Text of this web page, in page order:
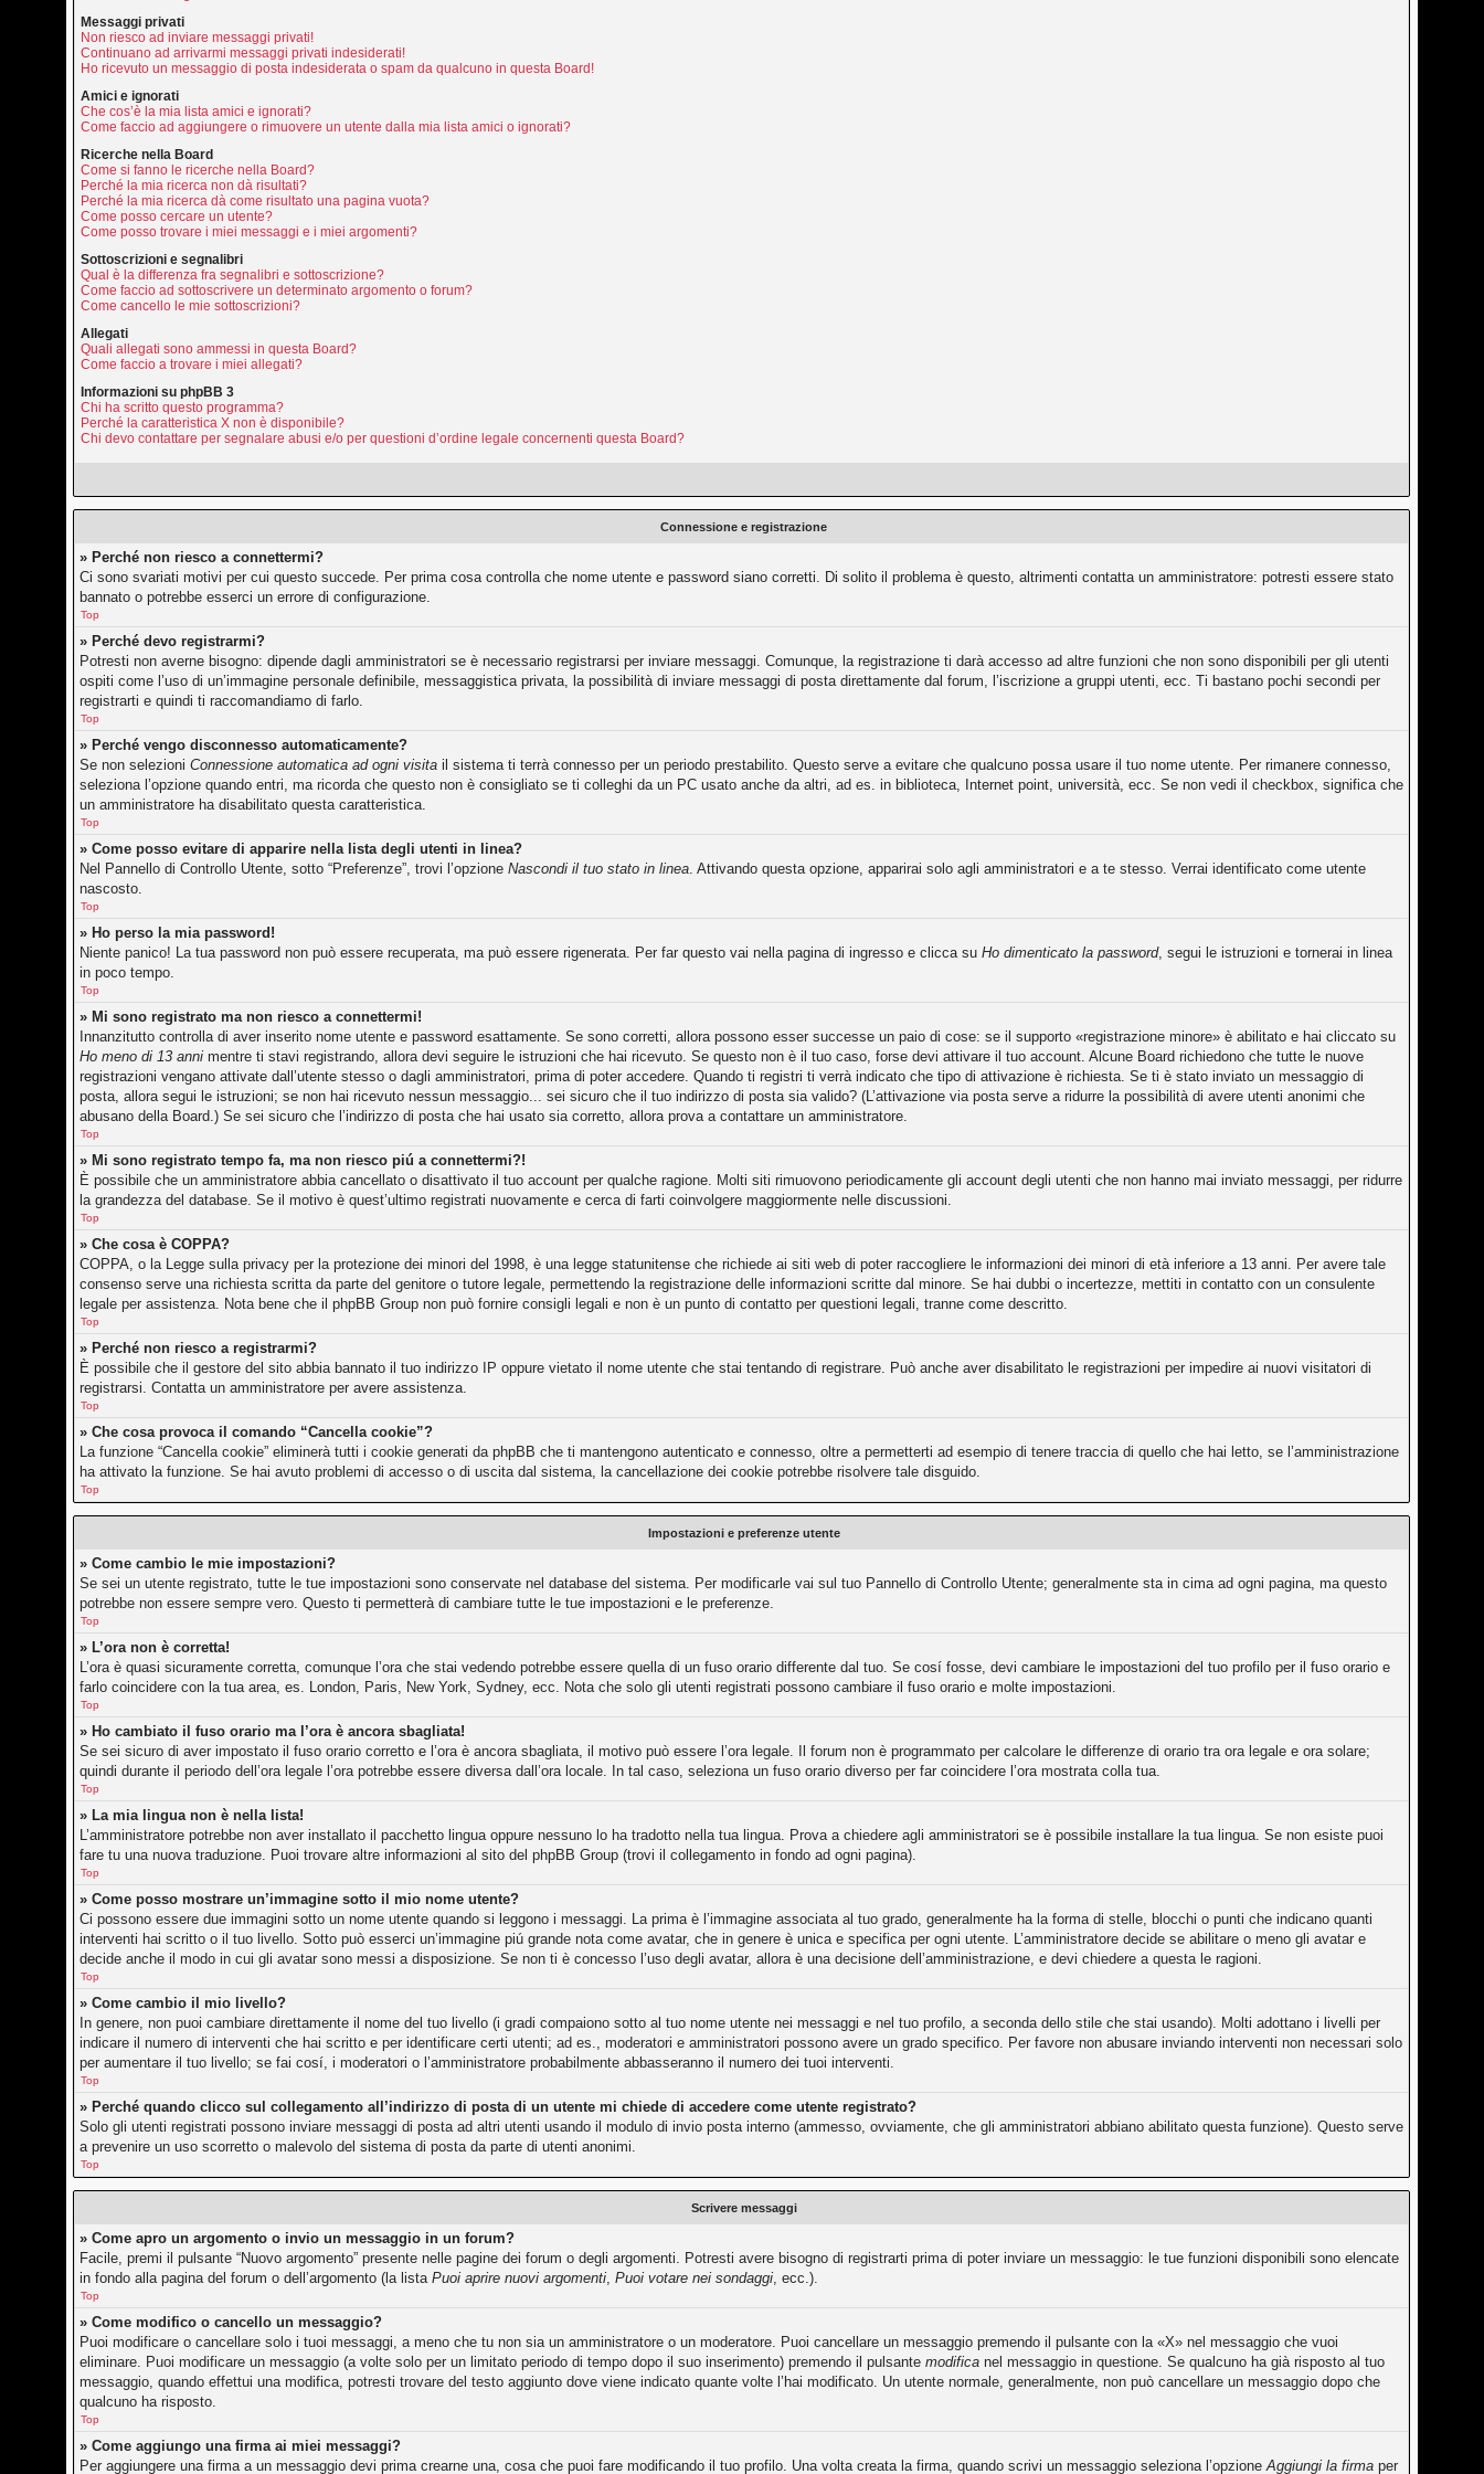
Messaggi privati
Non riesco ad inviare messaggi privati!
Continuano ad arrivarmi messaggi privati indesiderati!
Ho ricevuto un messaggio di posta indesiderata o spam da qualcuno in questa Board!
Amici e ignorati
Che cos’è la mia lista amici e ignorati?
Come faccio ad aggiungere o rimuovere un utente dalla mia lista amici o ignorati?
Ricerche nella Board
Come si fanno le ricerche nella Board?
Perché la mia ricerca non dà risultati?
Perché la mia ricerca dà come risultato una pagina vuota?
Come posso cercare un utente?
Come posso trovare i miei messaggi e i miei argomenti?
Sottoscrizioni e segnalibri
Qual è la differenza fra segnalibri e sottoscrizione?
Come faccio ad sottoscrivere un determinato argomento o forum?
Come cancello le mie sottoscrizioni?
Allegati
Quali allegati sono ammessi in questa Board?
Come faccio a trovare i miei allegati?
Informazioni su phpBB 3
Chi ha scritto questo programma?
Perché la caratteristica X non è disponibile?
Chi devo contattare per segnalare abusi e/o per questioni d’ordine legale concernenti questa Board?
Connessione e registrazione
» Perché non riesco a connettermi?
Ci sono svariati motivi per cui questo succede. Per prima cosa controlla che nome utente e password siano corretti. Di solito il problema è questo, altrimenti contatta un amministratore: potresti essere stato
bannato o potrebbe esserci un errore di configurazione.
Top
» Perché devo registrarmi?
Potresti non averne bisogno: dipende dagli amministratori se è necessario registrarsi per inviare messaggi. Comunque, la registrazione ti darà accesso ad altre funzioni che non sono disponibili per gli utenti
ospiti come l’uso di un’immagine personale definibile, messaggistica privata, la possibilità di inviare messaggi di posta direttamente dal forum, l’iscrizione a gruppi utenti, ecc. Ti bastano pochi secondi per
registrarti e quindi ti raccomandiamo di farlo.
Top
» Perché vengo disconnesso automaticamente?
Se non selezioniConnessione automatica ad ogni visita il sistema ti terrà connesso per un periodo prestabilito. Questo serve a evitare che qualcuno possa usare il tuo nome utente. Per rimanere connesso,
seleziona l’opzione quando entri, ma ricorda che questo non è consigliato se ti colleghi da un PC usato anche da altri, ad es. in biblioteca, Internet point, università, ecc. Se non vedi il checkbox, significa che
un amministratore ha disabilitato questa caratteristica.
Top
» Come posso evitare di apparire nella lista degli utenti in linea?
Nel Pannello di Controllo Utente, sotto “Preferenze”, trovi l’opzioneNascondi il tuo stato in linea. Attivando questa opzione, apparirai solo agli amministratori e a te stesso. Verrai identificato come utente
nascosto.
Top
» Ho perso la mia password!
Niente panico! La tua password non può essere recuperata, ma può essere rigenerata. Per far questo vai nella pagina di ingresso e clicca suHo dimenticato la password, segui le istruzioni e tornerai in linea
in poco tempo.
Top
» Mi sono registrato ma non riesco a connettermi!
Innanzitutto controlla di aver inserito nome utente e password esattamente. Se sono corretti, allora possono esser successe un paio di cose: se il supporto «registrazione minore» è abilitato e hai cliccato su
Ho meno di 13 anni mentre ti stavi registrando, allora devi seguire le istruzioni che hai ricevuto. Se questo non è il tuo caso, forse devi attivare il tuo account. Alcune Board richiedono che tutte le nuove
registrazioni vengano attivate dall’utente stesso o dagli amministratori, prima di poter accedere. Quando ti registri ti verrà indicato che tipo di attivazione è richiesta. Se ti è stato inviato un messaggio di
posta, allora segui le istruzioni; se non hai ricevuto nessun messaggio... sei sicuro che il tuo indirizzo di posta sia valido? (L’attivazione via posta serve a ridurre la possibilità di avere utenti anonimi che
abusano della Board.) Se sei sicuro che l’indirizzo di posta che hai usato sia corretto, allora prova a contattare un amministratore.
Top
» Mi sono registrato tempo fa, ma non riesco piú a connettermi?!
È possibile che un amministratore abbia cancellato o disattivato il tuo account per qualche ragione. Molti siti rimuovono periodicamente gli account degli utenti che non hanno mai inviato messaggi, per ridurre
la grandezza del database. Se il motivo è quest’ultimo registrati nuovamente e cerca di farti coinvolgere maggiormente nelle discussioni.
Top
» Che cosa è COPPA?
COPPA, o la Legge sulla privacy per la protezione dei minori del 1998, è una legge statunitense che richiede ai siti web di poter raccogliere le informazioni dei minori di età inferiore a 13 anni. Per avere tale
consenso serve una richiesta scritta da parte del genitore o tutore legale, permettendo la registrazione delle informazioni scritte dal minore. Se hai dubbi o incertezze, mettiti in contatto con un consulente
legale per assistenza. Nota bene che il phpBB Group non può fornire consigli legali e non è un punto di contatto per questioni legali, tranne come descritto.
Top
» Perché non riesco a registrarmi?
È possibile che il gestore del sito abbia bannato il tuo indirizzo IP oppure vietato il nome utente che stai tentando di registrare. Può anche aver disabilitato le registrazioni per impedire ai nuovi visitatori di
registrarsi. Contatta un amministratore per avere assistenza.
Top
» Che cosa provoca il comando “Cancella cookie”?
La funzione “Cancella cookie” eliminerà tutti i cookie generati da phpBB che ti mantengono autenticato e connesso, oltre a permetterti ad esempio di tenere traccia di quello che hai letto, se l’amministrazione
ha attivato la funzione. Se hai avuto problemi di accesso o di uscita dal sistema, la cancellazione dei cookie potrebbe risolvere tale disguido.
Top
Impostazioni e preferenze utente
» Come cambio le mie impostazioni?
Se sei un utente registrato, tutte le tue impostazioni sono conservate nel database del sistema. Per modificarle vai sul tuo Pannello di Controllo Utente; generalmente sta in cima ad ogni pagina, ma questo
potrebbe non essere sempre vero. Questo ti permetterà di cambiare tutte le tue impostazioni e le preferenze.
Top
» L’ora non è corretta!
L’ora è quasi sicuramente corretta, comunque l’ora che stai vedendo potrebbe essere quella di un fuso orario differente dal tuo. Se cosí fosse, devi cambiare le impostazioni del tuo profilo per il fuso orario e
farlo coincidere con la tua area, es. London, Paris, New York, Sydney, ecc. Nota che solo gli utenti registrati possono cambiare il fuso orario e molte impostazioni.
Top
» Ho cambiato il fuso orario ma l’ora è ancora sbagliata!
Se sei sicuro di aver impostato il fuso orario corretto e l’ora è ancora sbagliata, il motivo può essere l’ora legale. Il forum non è programmato per calcolare le differenze di orario tra ora legale e ora solare;
quindi durante il periodo dell’ora legale l’ora potrebbe essere diversa dall’ora locale. In tal caso, seleziona un fuso orario diverso per far coincidere l’ora mostrata colla tua.
Top
» La mia lingua non è nella lista!
L’amministratore potrebbe non aver installato il pacchetto lingua oppure nessuno lo ha tradotto nella tua lingua. Prova a chiedere agli amministratori se è possibile installare la tua lingua. Se non esiste puoi
fare tu una nuova traduzione. Puoi trovare altre informazioni al sito del phpBB Group (trovi il collegamento in fondo ad ogni pagina).
Top
» Come posso mostrare un’immagine sotto il mio nome utente?
Ci possono essere due immagini sotto un nome utente quando si leggono i messaggi. La prima è l’immagine associata al tuo grado, generalmente ha la forma di stelle, blocchi o punti che indicano quanti
interventi hai scritto o il tuo livello. Sotto può esserci un’immagine piú grande nota come avatar, che in genere è unica e specifica per ogni utente. L’amministratore decide se abilitare o meno gli avatar e
decide anche il modo in cui gli avatar sono messi a disposizione. Se non ti è concesso l’uso degli avatar, allora è una decisione dell’amministrazione, e devi chiedere a questa le ragioni.
Top
» Come cambio il mio livello?
In genere, non puoi cambiare direttamente il nome del tuo livello (i gradi compaiono sotto al tuo nome utente nei messaggi e nel tuo profilo, a seconda dello stile che stai usando). Molti adottano i livelli per
indicare il numero di interventi che hai scritto e per identificare certi utenti; ad es., moderatori e amministratori possono avere un grado specifico. Per favore non abusare inviando interventi non necessari solo
per aumentare il tuo livello; se fai cosí, i moderatori o l’amministratore probabilmente abbasseranno il numero dei tuoi interventi.
Top
» Perché quando clicco sul collegamento all’indirizzo di posta di un utente mi chiede di accedere come utente registrato?
Solo gli utenti registrati possono inviare messaggi di posta ad altri utenti usando il modulo di invio posta interno (ammesso, ovviamente, che gli amministratori abbiano abilitato questa funzione). Questo serve
a prevenire un uso scorretto o malevolo del sistema di posta da parte di utenti anonimi.
Top
Scrivere messaggi
» Come apro un argomento o invio un messaggio in un forum?
Facile, premi il pulsante “Nuovo argomento” presente nelle pagine dei forum o degli argomenti. Potresti avere bisogno di registrarti prima di poter inviare un messaggio: le tue funzioni disponibili sono elencate
in fondo alla pagina del forum o dell’argomento (la listaPuoi aprire nuovi argomenti,Puoi votare nei sondaggi, ecc.).
Top
» Come modifico o cancello un messaggio?
Puoi modificare o cancellare solo i tuoi messaggi, a meno che tu non sia un amministratore o un moderatore. Puoi cancellare un messaggio premendo il pulsante con la «X» nel messaggio che vuoi
eliminare. Puoi modificare un messaggio (a volte solo per un limitato periodo di tempo dopo il suo inserimento) premendo il pulsantemodifica nel messaggio in questione. Se qualcuno ha già risposto al tuo
messaggio, quando effettui una modifica, potresti trovare del testo aggiunto dove viene indicato quante volte l’hai modificato. Un utente normale, generalmente, non può cancellare un messaggio dopo che
qualcuno ha risposto.
Top
» Come aggiungo una firma ai miei messaggi?
Per aggiungere una firma a un messaggio devi prima crearne una, cosa che puoi fare modificando il tuo profilo. Una volta creata la firma, quando scrivi un messaggio seleziona l’opzioneAggiungi la firma per